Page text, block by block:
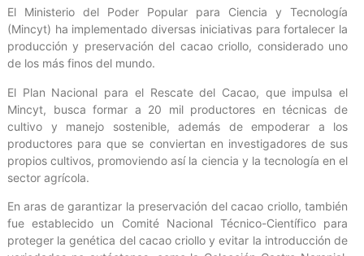
El Ministerio del Poder Popular para Ciencia y Tecnología
(Mincyt) ha implementado diversas iniciativas para fortalecer la
producción y preservación del cacao criollo, considerado uno
de los más finos del mundo.
El Plan Nacional para el Rescate del Cacao, que impulsa el
Mincyt, busca formar a 20 mil productores en técnicas de
cultivo y manejo sostenible, además de empoderar a los
productores para que se conviertan en investigadores de sus
propios cultivos, promoviendo así la ciencia y la tecnología en el
sector agrícola.
En aras de garantizar la preservación del cacao criollo, también
fue establecido un Comité Nacional Técnico-Científico para
proteger la genética del cacao criollo y evitar la introducción de